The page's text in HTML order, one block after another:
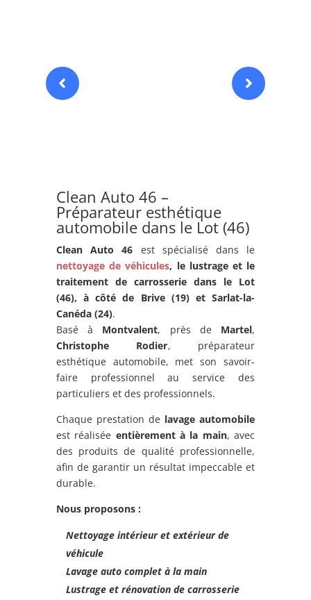
 
Clean Auto 46 –
Préparateur esthétique
automobile dans le Lot (46)
Clean Auto 46 est spécialisé dans le
nettoyage de véhicules, le lustrage et le
traitement de carrosserie dans le Lot
(46), à côté de Brive (19) etSarlat-la-
Canéda(24).
Basé à Montvalent, près de Martel,
Christophe Rodier, préparateur
esthétique automobile, met son savoir-
faire professionnel au service des
particuliers et des professionnels.
Chaque prestation de lavage automobile
est réalisée entièrement à la main, avec
des produits de qualité professionnelle,
afin de garantir un résultat impeccable et
durable.
Nous proposons :
Nettoyage intérieur et extérieur de
véhicule
Lavage auto complet à la main
Lustrage et rénovation de carrosserie